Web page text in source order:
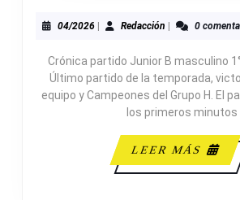
04/202604/2026RedacciónRedacción
0
Crónica partido Junior B masculino
Último partido de la temporada,
equipo y Campeones del Grupo H. El
los primeros minutos
LEER MÁS